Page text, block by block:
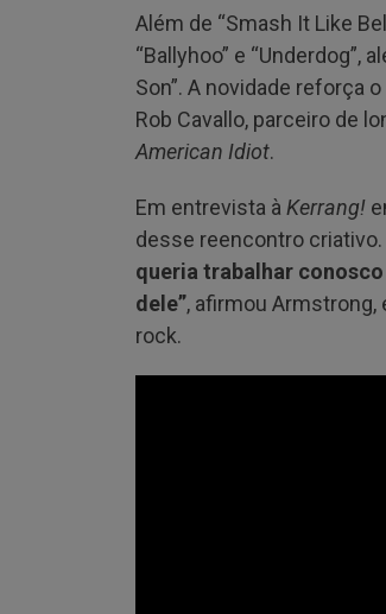
Além de “Smash It Like
“Ballyhoo” e “Underdog”,
Son”. A novidade reforça
Rob Cavallo, parceiro de
American Idiot.
Em entrevista à Kerrang!
desse reencontro criativo.
queria trabalhar
dele”, afirmou
rock.